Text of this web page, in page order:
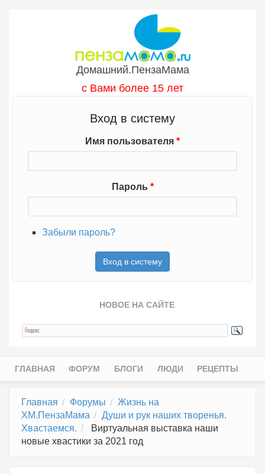
Домашний.ПензаМама
с Вами более 15 лет
Вход в систему
Имя пользователя *
Пароль *
Забыли пароль?
НОВОЕ НА САЙТЕ
Главное меню
ГЛАВНАЯ ФОРУМ БЛОГИ ЛЮДИ РЕЦЕПТЫ
Главная Форумы
Жизнь на
ХМ.ПензаМама
Души и рук наших творенья.
Хвастаемся.
Виртуальная выставка наши
новые хвастики за 2021 год